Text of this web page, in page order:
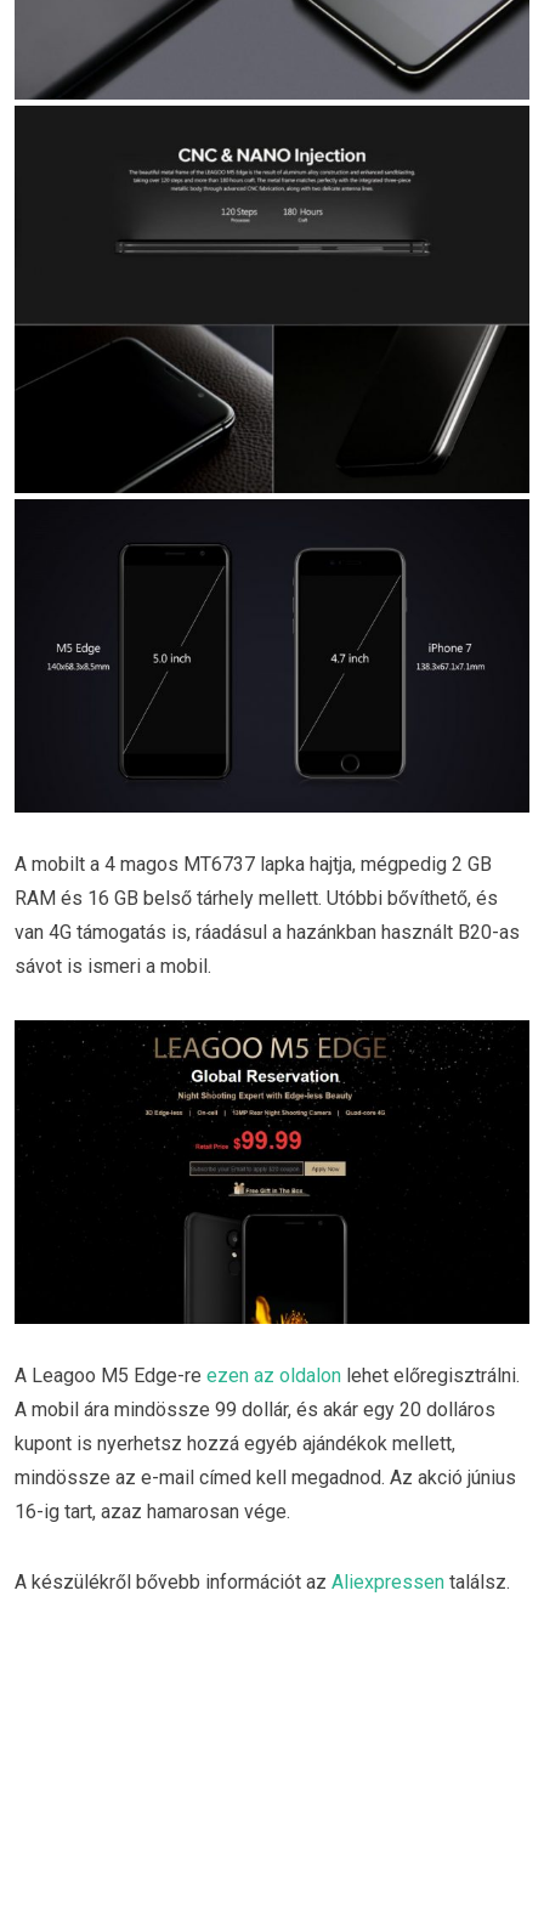
A mobilt a 4 magos MT6737 lapka hajtja, mégpedig 2 GB
RAM és 16 GB belső tárhely mellett. Utóbbi bővíthető, és
van 4G támogatás is, ráadásul a hazánkban használt B20-as
sávot is ismeri a mobil.
A Leagoo M5 Edge-re ezen az oldalon lehet előregisztrálni.
A mobil ára mindössze 99 dollár, és akár egy 20 dolláros
kupont is nyerhetsz hozzá egyéb ajándékok mellett,
mindössze az e-mail címed kell megadnod. Az akció június
16-ig tart, azaz hamarosan vége.
A készülékről bővebb információt az Aliexpressen találsz.